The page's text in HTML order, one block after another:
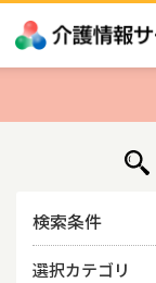
検索条件
選択カテゴリ